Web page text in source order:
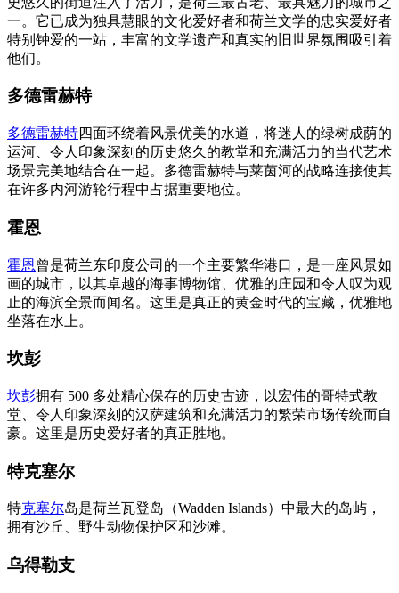
一。它已成为独具慧眼的文化爱好者和荷兰文学的忠实爱好者
特别钟爱的一站，丰富的文学遗产和真实的旧世界氛围吸引着
他们。
多德雷赫特
多德雷赫特四面环绕着风景优美的水道，将迷人的绿树成荫的
运河、令人印象深刻的历史悠久的教堂和充满活力的当代艺术
场景完美地结合在一起。多德雷赫特与莱茵河的战略连接使其
在许多内河游轮行程中占据重要地位。
霍恩
霍恩曾是荷兰东印度公司的一个主要繁华港口，是一座风景如
画的城市，以其卓越的海事博物馆、优雅的庄园和令人叹为观
止的海滨全景而闻名。这里是真正的黄金时代的宝藏，优雅地
坐落在水上。
坎彭
坎彭拥有 500 多处精心保存的历史古迹，以宏伟的哥特式教
堂、令人印象深刻的汉萨建筑和充满活力的繁荣市场传统而自
豪。这里是历史爱好者的真正胜地。
特克塞尔
特克塞尔岛是荷兰瓦登岛（Wadden Islands）中最大的岛屿，
拥有沙丘、野生动物保护区和沙滩。
乌得勒支